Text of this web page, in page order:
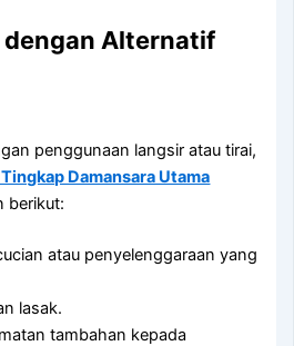
dengan Alternatif
penggunaan langsir atau tirai,
Damansara Utama
berikut:
atau penyelenggaraan yang
lasak.
tambahan kepada